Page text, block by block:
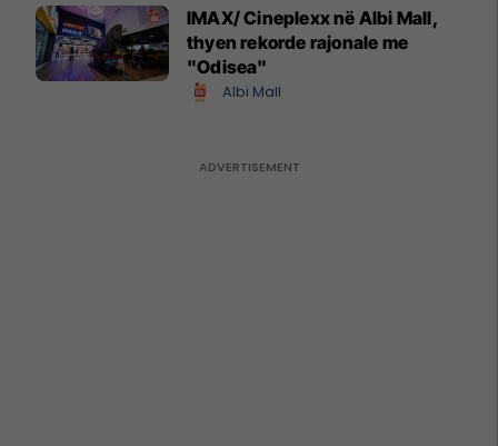
IMAX/ Cineplexx në Albi Mall,
thyen rekorde rajonale me
"Odisea"
Albi Mall